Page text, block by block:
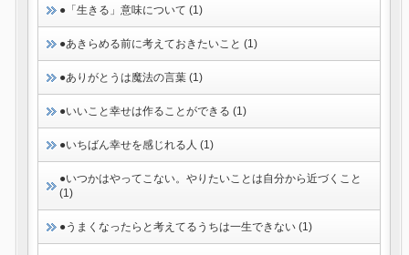
●「生きる」意味について (1)
●あきらめる前に考えておきたいこと (1)
●ありがとうは魔法の言葉 (1)
●いいこと幸せは作ることができる (1)
●いちばん幸せを感じれる人 (1)
●いつかはやってこない。やりたいことは自分から近づくこと
(1)
●うまくなったらと考えてるうちは一生できない (1)